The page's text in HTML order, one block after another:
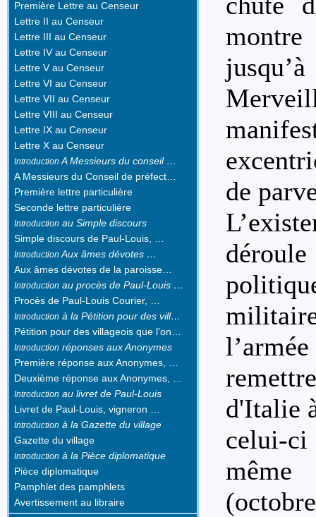
Première Lettre au Censeur
Lettre II au Censeur
Lettre III au Censeur
Lettre IV au Censeur
Lettre V au Censeur
Lettre VI au Censeur
Lettre VII au Censeur
Lettre VIII au Censeur
Lettre IX au Censeur
Lettre X au Censeur
Introduction A Messieurs du conseil …
A Messieurs du Conseil de préfect…
Première lettre particulière
Seconde lettre particulière
Introduction au Simple discours
Simple discours de Paul-Louis, …
Introduction Aux âmes dévotes …
Aux âmes dévotes de la paroisse…
Introduction au procès de Paul-Louis …
Procès de Paul-Louis Courier, …
Introduction à la Pétition pour des vill…
Pétition pour des villageois que l'on…
Introduction réponses aux Anonymes
Première réponse aux Anonymes, …
Deuxième réponse aux Anonymes, …
Introduction au livret de Paul-Louis
Livret de Paul-Louis, vigneron …
Introduction à la Gazette du village
Gazette du village
Introduction à la Pièce diplomatique
Pièce diplomatique
Pamphlet des pamphlets
Avertissement au libraire
de
d'Italie
celui-